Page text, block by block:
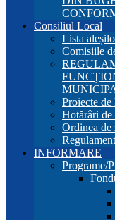
Consiliul Local
Lista
Comisiile
Proiecte
Hotărâri
Ordinea de
INFORMARE
Programe/